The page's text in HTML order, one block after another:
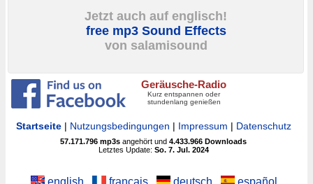
Jetzt auch auf englisch!
free mp3 Sound Effects
von salamisound
Geräusche-Radio
Kurz entspannen oder
stundenlang genießen
Startseite| Nutzungsbedingungen | Impressum | Datenschutz
57.171.796 mp3s angehört und4.433.966 Downloads
Letztes Update: So. 7. Jul. 2024
english français deutsch español